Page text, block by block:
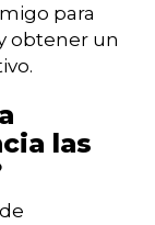
para
obtener un
las